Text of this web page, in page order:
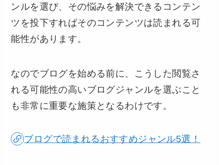
ンルを選び、その悩みを解決できるコンテン
ツを投下すればそのコンテンツは読まれる可
能性があります。
なのでブログを始める前に、こうした閲覧さ
れる可能性の高いブログジャンルを選ぶこと
も非常に重要な施策となるわけです。
ブログで読まれるおすすめジャンル5選！